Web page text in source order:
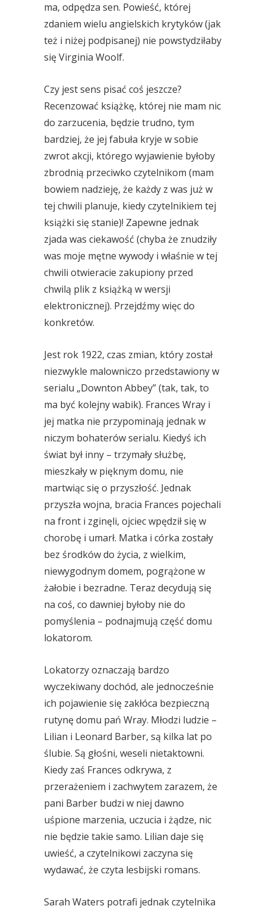
ma, odpędza sen. Powieść, której
zdaniem wielu angielskich krytyków (jak
też i niżej podpisanej) nie powstydziłaby
się Virginia Woolf.
Czy jest sens pisać coś jeszcze?
Recenzować książkę, której nie mam nic
do zarzucenia, będzie trudno, tym
bardziej, że jej fabuła kryje w sobie
zwrot akcji, którego wyjawienie byłoby
zbrodnią przeciwko czytelnikom (mam
bowiem nadzieję, że każdy z was już w
tej chwili planuje, kiedy czytelnikiem tej
książki się stanie)! Zapewne jednak
zjada was ciekawość (chyba że znudziły
was moje mętne wywody i właśnie w tej
chwili otwieracie zakupiony przed
chwilą plik z książką w wersji
elektronicznej). Przejdźmy więc do
konkretów.
Jest rok 1922, czas zmian, który został
niezwykle malowniczo przedstawiony w
serialu „Downton Abbey” (tak, tak, to
ma być kolejny wabik). Frances Wray i
jej matka nie przypominają jednak w
niczym bohaterów serialu. Kiedyś ich
świat był inny – trzymały służbę,
mieszkały w pięknym domu, nie
martwiąc się o przyszłość. Jednak
przyszła wojna, bracia Frances pojechali
na front i zginęli, ojciec wpędził się w
chorobę i umarł. Matka i córka zostały
bez środków do życia, z wielkim,
niewygodnym domem, pogrążone w
żałobie i bezradne. Teraz decydują się
na coś, co dawniej byłoby nie do
pomyślenia – podnajmują część domu
lokatorom.
Lokatorzy oznaczają bardzo
wyczekiwany dochód, ale jednocześnie
ich pojawienie się zakłóca bezpieczną
rutynę domu pań Wray. Młodzi ludzie –
Lilian i Leonard Barber, są kilka lat po
ślubie. Są głośni, weseli nietaktowni.
Kiedy zaś Frances odkrywa, z
przerażeniem i zachwytem zarazem, że
pani Barber budzi w niej dawno
uśpione marzenia, uczucia i żądze, nic
nie będzie takie samo. Lilian daje się
uwieść, a czytelnikowi zaczyna się
wydawać, że czyta lesbijski romans.
Sarah Waters potrafi jednak czytelnika